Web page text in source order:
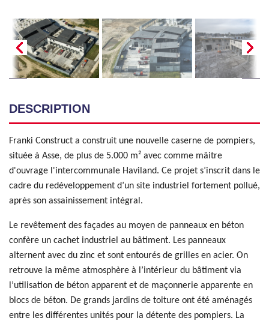
DESCRIPTION
Franki Construct a construit une nouvelle caserne de pompiers,
située à Asse, de plus de 5.000 m² avec comme mâitre
d'ouvrage l'intercommunale Haviland. Ce projet s’inscrit dans le
cadre du redéveloppement d’un site industriel fortement pollué,
après son assainissement intégral.
Le revêtement des façades au moyen de panneaux en béton
confère un cachet industriel au bâtiment. Les panneaux
alternent avec du zinc et sont entourés de grilles en acier. On
retrouve la même atmosphère à l’intérieur du bâtiment via
l’utilisation de béton apparent et de maçonnerie apparente en
blocs de béton. De grands jardins de toiture ont été aménagés
entre les différentes unités pour la détente des pompiers. La